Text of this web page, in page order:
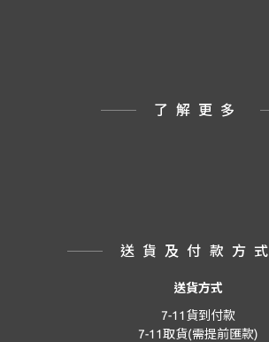
了解更多
送貨及付款方式
送貨方式
7-11貨到付款
7-11取貨(需提前匯款)